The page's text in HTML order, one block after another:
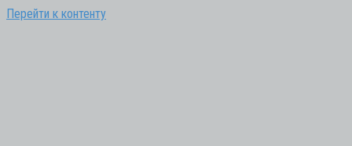
Перейти к контенту